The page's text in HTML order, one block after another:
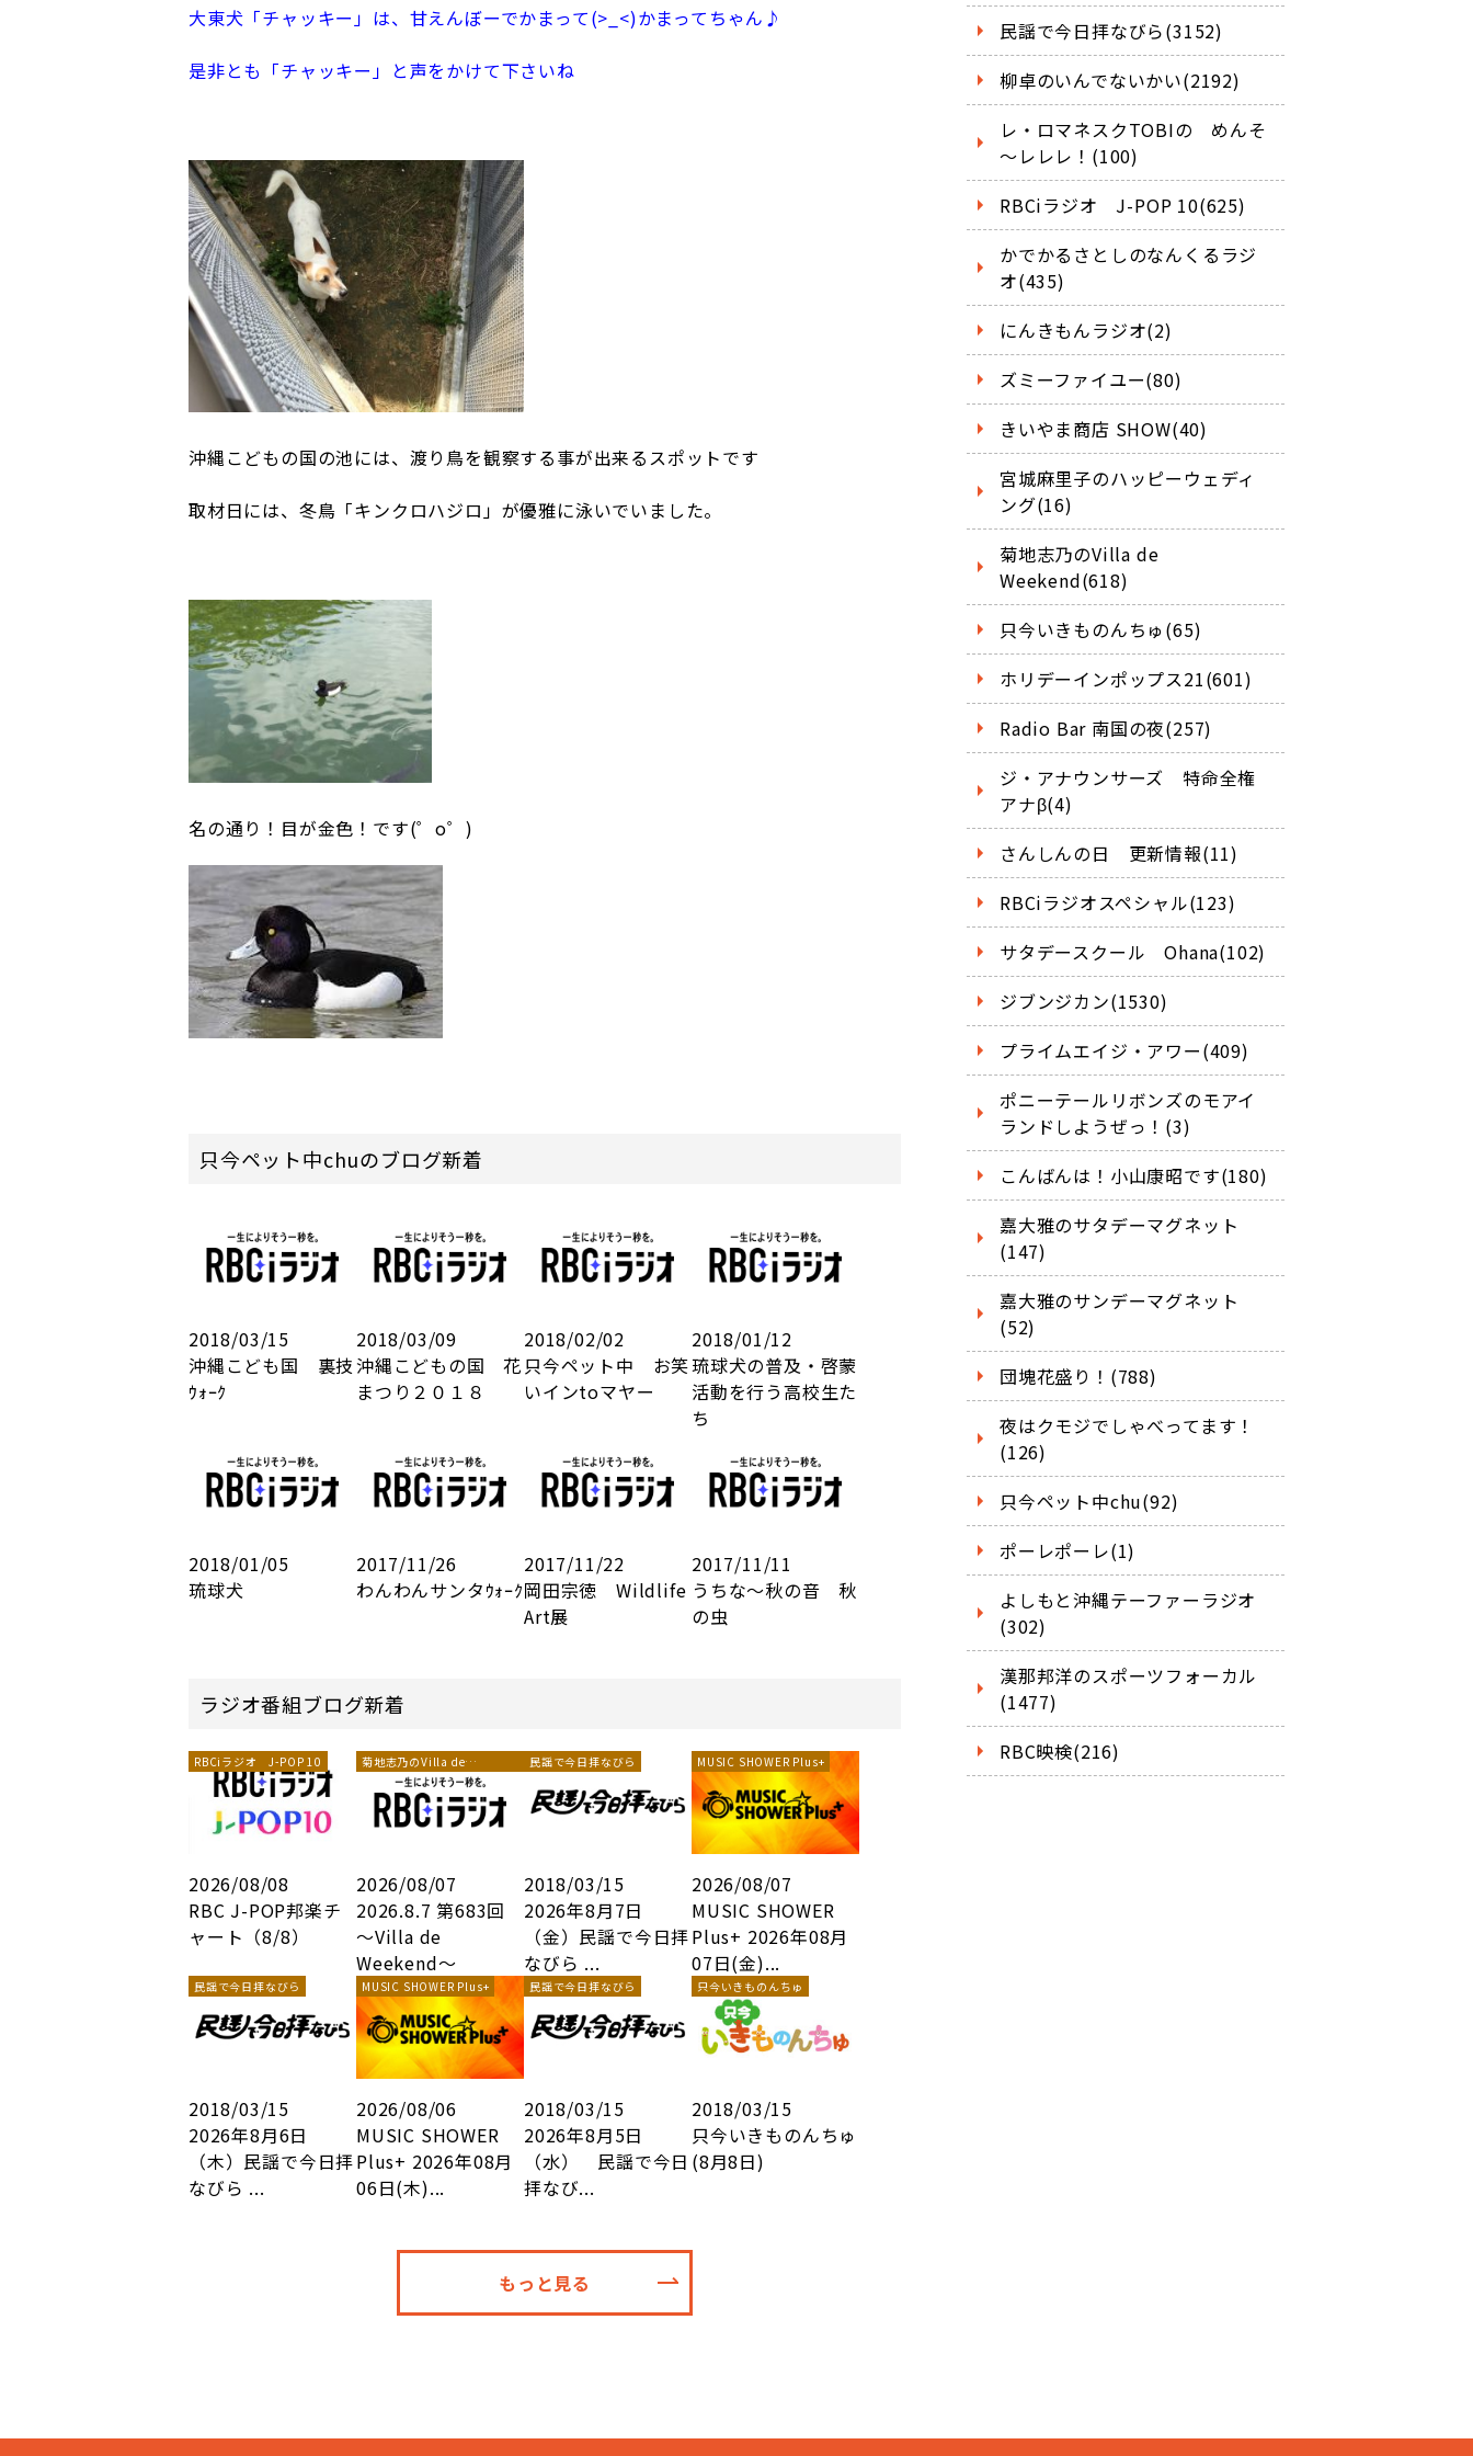
大東犬「チャッキー」は、甘えんぼーでかまって(>_<)かまってちゃん♪
是非とも「チャッキー」と声をかけて下さいね
沖縄こどもの国の池には、渡り鳥を観察する事が出来るスポットです
取材日には、冬鳥「キンクロハジロ」が優雅に泳いでいました。
名の通り！目が金色！です(゜o゜)
只今ペット中chuのブログ新着
2018/03/15
沖縄こども国 裏技
ｳｫｰｸ
2018/03/09
沖縄こどもの国 花
まつり２０１８
2018/02/02
只今ペット中 お笑
いインtoマヤー
2018/01/12
琉球犬の普及・啓蒙
活動を行う高校生た
ち
2018/01/05
琉球犬
2017/11/26
わんわんサンタｳｫｰｸ
2017/11/22
岡田宗徳 Wildlife
Art展
2017/11/11
うちな～秋の音 秋
の虫
ラジオ番組ブログ新着
RBCiラジオ J-POP 10
2026/08/08
RBC J-POP邦楽チ
ャート（8/8）
菊地志乃のVilla de
Weekend
2026/08/07
2026.8.7 第683回
～Villa de
Weekend～
民謡で今日拝なびら
2018/03/15
2026年8月7日
（金）民謡で今日拝
なびら ...
MUSIC SHOWER Plus+
2026/08/07
MUSIC SHOWER
Plus+ 2026年08月
07日(金)...
民謡で今日拝なびら
2018/03/15
2026年8月6日
（木）民謡で今日拝
なびら ...
MUSIC SHOWER Plus+
2026/08/06
MUSIC SHOWER
Plus+ 2026年08月
06日(木)...
民謡で今日拝なびら
2018/03/15
2026年8月5日
（水） 民謡で今日
拝なび...
只今いきものんちゅ
2018/03/15
只今いきものんちゅ
(8月8日)
もっと見る
民謡で今日拝なびら(3152)
柳卓のいんでないかい(2192)
レ・ロマネスクTOBIの めんそ
～レレレ！(100)
RBCiラジオ J-POP 10(625)
かでかるさとしのなんくるラジ
オ(435)
にんきもんラジオ(2)
ズミーファイユー(80)
きいやま商店 SHOW(40)
宮城麻里子のハッピーウェディ
ング(16)
菊地志乃のVilla de
Weekend(618)
只今いきものんちゅ(65)
ホリデーインポップス21(601)
Radio Bar 南国の夜(257)
ジ・アナウンサーズ 特命全権
アナβ(4)
さんしんの日 更新情報(11)
RBCiラジオスペシャル(123)
サタデースクール Ohana(102)
ジブンジカン(1530)
プライムエイジ・アワー(409)
ポニーテールリボンズのモアイ
ランドしようぜっ！(3)
こんばんは！小山康昭です(180)
嘉大雅のサタデーマグネット
(147)
嘉大雅のサンデーマグネット
(52)
団塊花盛り！(788)
夜はクモジでしゃべってます！
(126)
只今ペット中chu(92)
ポーレポーレ(1)
よしもと沖縄テーファーラジオ
(302)
漢那邦洋のスポーツフォーカル
(1477)
RBC映検(216)